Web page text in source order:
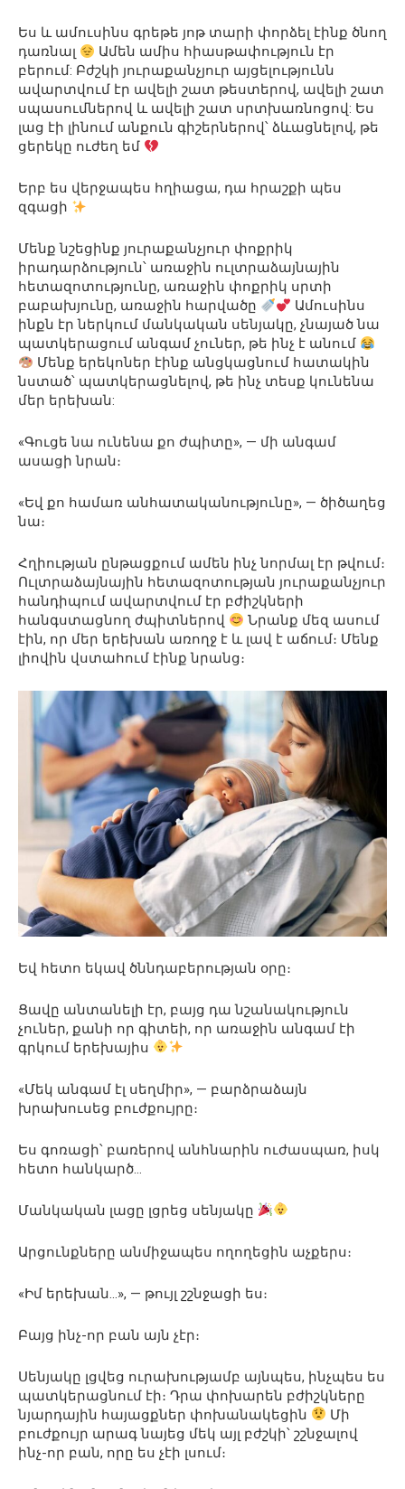
Ես և ամուսինս գրեթե յոթ տարի փորձել էինք ծնող
դառնալ
Ամեն ամիս հիասթափություն էր
բերում: Բժշկի յուրաքանչյուր այցելությունն
ավարտվում էր ավելի շատ թեստերով, ավելի շատ
սպասումներով և ավելի շատ սրտխառնոցով: Ես
լաց էի լինում անքուն գիշերներով՝ ձևացնելով, թե
ցերեկը ուժեղ եմ
Երբ ես վերջապես հղիացա, դա հրաշքի պես
զգացի
Մենք նշեցինք յուրաքանչյուր փոքրիկ
իրադարձություն՝ առաջին ուլտրաձայնային
հետազոտությունը, առաջին փոքրիկ սրտի
բաբախյունը, առաջին հարվածը
Ամուսինս
ինքն էր ներկում մանկական սենյակը, չնայած նա
պատկերացում անգամ չուներ, թե ինչ է անում
Մենք երեկոներ էինք անցկացնում հատակին
նստած՝ պատկերացնելով, թե ինչ տեսք կունենա
մեր երեխան:
«Գուցե նա ունենա քո ժպիտը», — մի անգամ
ասացի նրան։
«Եվ քո համառ անհատականությունը», — ծիծաղեց
նա։
Հղիության ընթացքում ամեն ինչ նորմալ էր թվում։
Ուլտրաձայնային հետազոտության յուրաքանչյուր
հանդիպում ավարտվում էր բժիշկների
հանգստացնող ժպիտներով
Նրանք մեզ ասում
էին, որ մեր երեխան առողջ է և լավ է աճում։ Մենք
լիովին վստահում էինք նրանց։
Եվ հետո եկավ ծննդաբերության օրը։
Ցավը անտանելի էր, բայց դա նշանակություն
չուներ, քանի որ գիտեի, որ առաջին անգամ էի
գրկում երեխայիս
«Մեկ անգամ էլ սեղմիր», — բարձրաձայն
խրախուսեց բուժքույրը։
Ես գոռացի՝ բառերով անհնարին ուժասպառ, իսկ
հետո հանկարծ…
Մանկական լացը լցրեց սենյակը
Արցունքները անմիջապես ողողեցին աչքերս։
«Իմ երեխան…», — թույլ շշնջացի ես։
Բայց ինչ-որ բան այն չէր։
Սենյակը լցվեց ուրախությամբ այնպես, ինչպես ես
պատկերացնում էի։ Դրա փոխարեն բժիշկները
նյարդային հայացքներ փոխանակեցին
Մի
բուժքույր արագ նայեց մեկ այլ բժշկի՝ շշնջալով
ինչ-որ բան, որը ես չէի լսում։